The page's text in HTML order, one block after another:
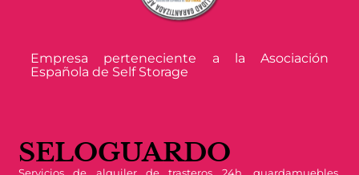
Empresa perteneciente a la Asociación
Española de Self Storage
SELOGUARDO